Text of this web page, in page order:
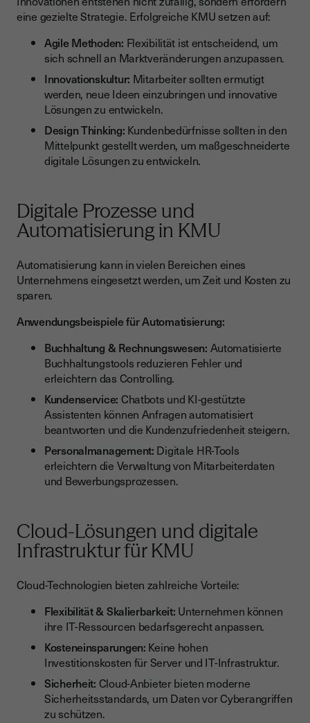
eine gezielte Strategie. Erfolgreiche KMU setzen auf:
Agile Methoden: Flexibilität ist entscheidend, um
sich schnell an Marktveränderungen anzupassen.
Innovationskultur: Mitarbeiter sollten ermutigt
werden, neue Ideen einzubringen und innovative
Lösungen zu entwickeln.
Design Thinking: Kundenbedürfnisse sollten in den
Mittelpunkt gestellt werden, um maßgeschneiderte
digitale Lösungen zu entwickeln.
Digitale Prozesse und
Automatisierung in KMU
Automatisierung kann in vielen Bereichen eines
Unternehmens eingesetzt werden, um Zeit und Kosten zu
sparen.
Anwendungsbeispiele für Automatisierung:
Buchhaltung & Rechnungswesen: Automatisierte
Buchhaltungstools reduzieren Fehler und
erleichtern das Controlling.
Kundenservice: Chatbots und KI-gestützte
Assistenten können Anfragen automatisiert
beantworten und die Kundenzufriedenheit steigern.
Personalmanagement: Digitale HR-Tools
erleichtern die Verwaltung von Mitarbeiterdaten
und Bewerbungsprozessen.
Cloud-Lösungen und digitale
Infrastruktur für KMU
Cloud-Technologien bieten zahlreiche Vorteile:
Flexibilität & Skalierbarkeit: Unternehmen können
ihre IT-Ressourcen bedarfsgerecht anpassen.
Kosteneinsparungen: Keine hohen
Investitionskosten für Server und IT-Infrastruktur.
Sicherheit: Cloud-Anbieter bieten moderne
Sicherheitsstandards, um Daten vor Cyberangriffen
zu schützen.